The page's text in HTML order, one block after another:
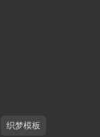
织梦模板